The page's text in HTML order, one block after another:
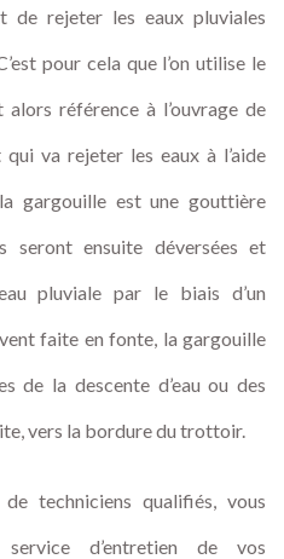
de rejeter les eaux pluviales
pour cela que l’on utilise le
référence à l’ouvrage de
va rejeter les eaux à l’aide
gargouille est une gouttière
seront ensuite déversées et
pluviale par le biais d’un
faite en fonte, la gargouille
de la descente d’eau ou des
vers la bordure du trottoir.
techniciens qualifiés, vous
d’entretien de vos